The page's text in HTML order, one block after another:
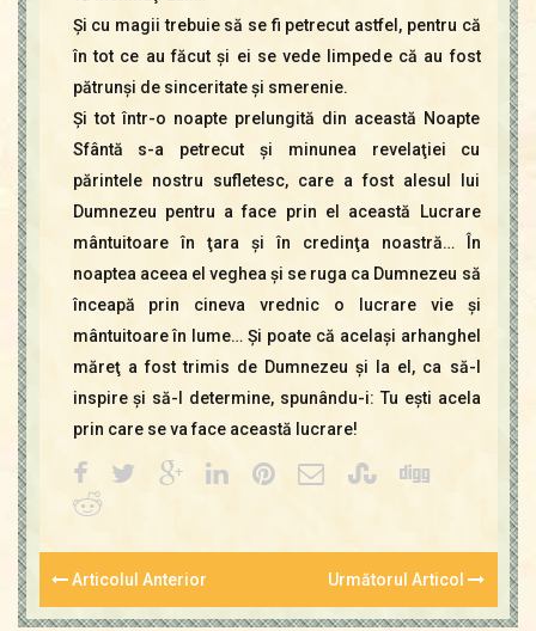
Şi cu magii trebuie să se fi petrecut astfel, pentru că
în tot ce au făcut şi ei se vede limpede că au fost
pătrunşi de sinceritate şi smerenie.
Şi tot într-o noapte prelungită din această Noapte
Sfântă s-a petrecut şi minunea revelaţiei cu
părintele nostru sufletesc, care a fost alesul lui
Dumnezeu pentru a face prin el această Lucrare
mântuitoare în ţara şi în credinţa noastră… În
noaptea aceea el veghea şi se ruga ca Dumnezeu să
înceapă prin cineva vrednic o lucrare vie şi
mântuitoare în lume… Şi poate că acelaşi arhanghel
măreţ a fost trimis de Dumnezeu şi la el, ca să-l
inspire şi să-l determine, spunându-i: Tu eşti acela
prin care se va face această lucrare!
Articolul Anterior Următorul Articol